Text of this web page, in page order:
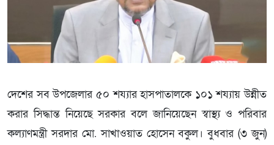
দেশের সব উপজেলার ৫০ শয্যার হাসপাতালকে ১০১ শয্যায় উন্নীত
করার সিদ্ধান্ত নিয়েছে সরকার বলে জানিয়েছেন স্বাস্থ্য ও পরিবার
কল্যাণমন্ত্রী সরদার মো. সাখাওয়াত হোসেন বকুল। বুধবার (৩ জুন)